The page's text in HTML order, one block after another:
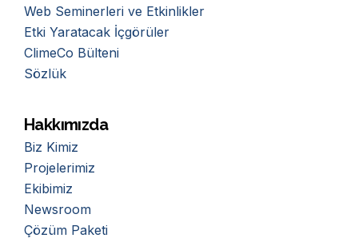
Web Seminerleri ve Etkinlikler
Etki Yaratacak İçgörüler
ClimeCo Bülteni
Sözlük
Hakkımızda
Biz Kimiz
Projelerimiz
Ekibimiz
Newsroom
Çözüm Paketi